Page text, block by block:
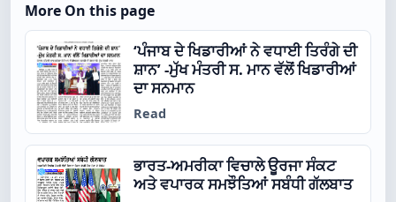
More On this page
‘ਪੰਜਾਬ ਦੇ ਖਿਡਾਰੀਆਂ ਨੇ ਵਧਾਈ ਤਿਰੰਗੇ ਦੀ
ਸ਼ਾਨ’ -ਮੁੱਖ ਮੰਤਰੀ ਸ. ਮਾਨ ਵੱਲੋਂ ਖਿਡਾਰੀਆਂ
ਦਾ ਸਨਮਾਨ
Read
ਭਾਰਤ-ਅਮਰੀਕਾ ਵਿਚਾਲੇ ਊਰਜਾ ਸੰਕਟ
ਅਤੇ ਵਪਾਰਕ ਸਮਝੌਤਿਆਂ ਸਬੰਧੀ ਗੱਲਬਾਤ